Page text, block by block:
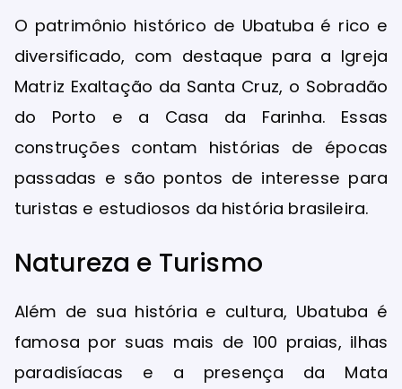
O patrimônio histórico de Ubatuba é rico e
diversificado, com destaque para a Igreja
Matriz Exaltação da Santa Cruz, o Sobradão
do Porto e a Casa da Farinha. Essas
construções contam histórias de épocas
passadas e são pontos de interesse para
turistas e estudiosos da história brasileira.
Natureza e Turismo
Além de sua história e cultura, Ubatuba é
famosa por suas mais de 100 praias, ilhas
paradisíacas e a presença da Mata